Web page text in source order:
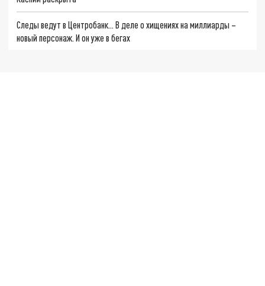
Следы ведут в Центробанк… В деле о хищениях на миллиарды –
новый персонаж. И он уже в бегах